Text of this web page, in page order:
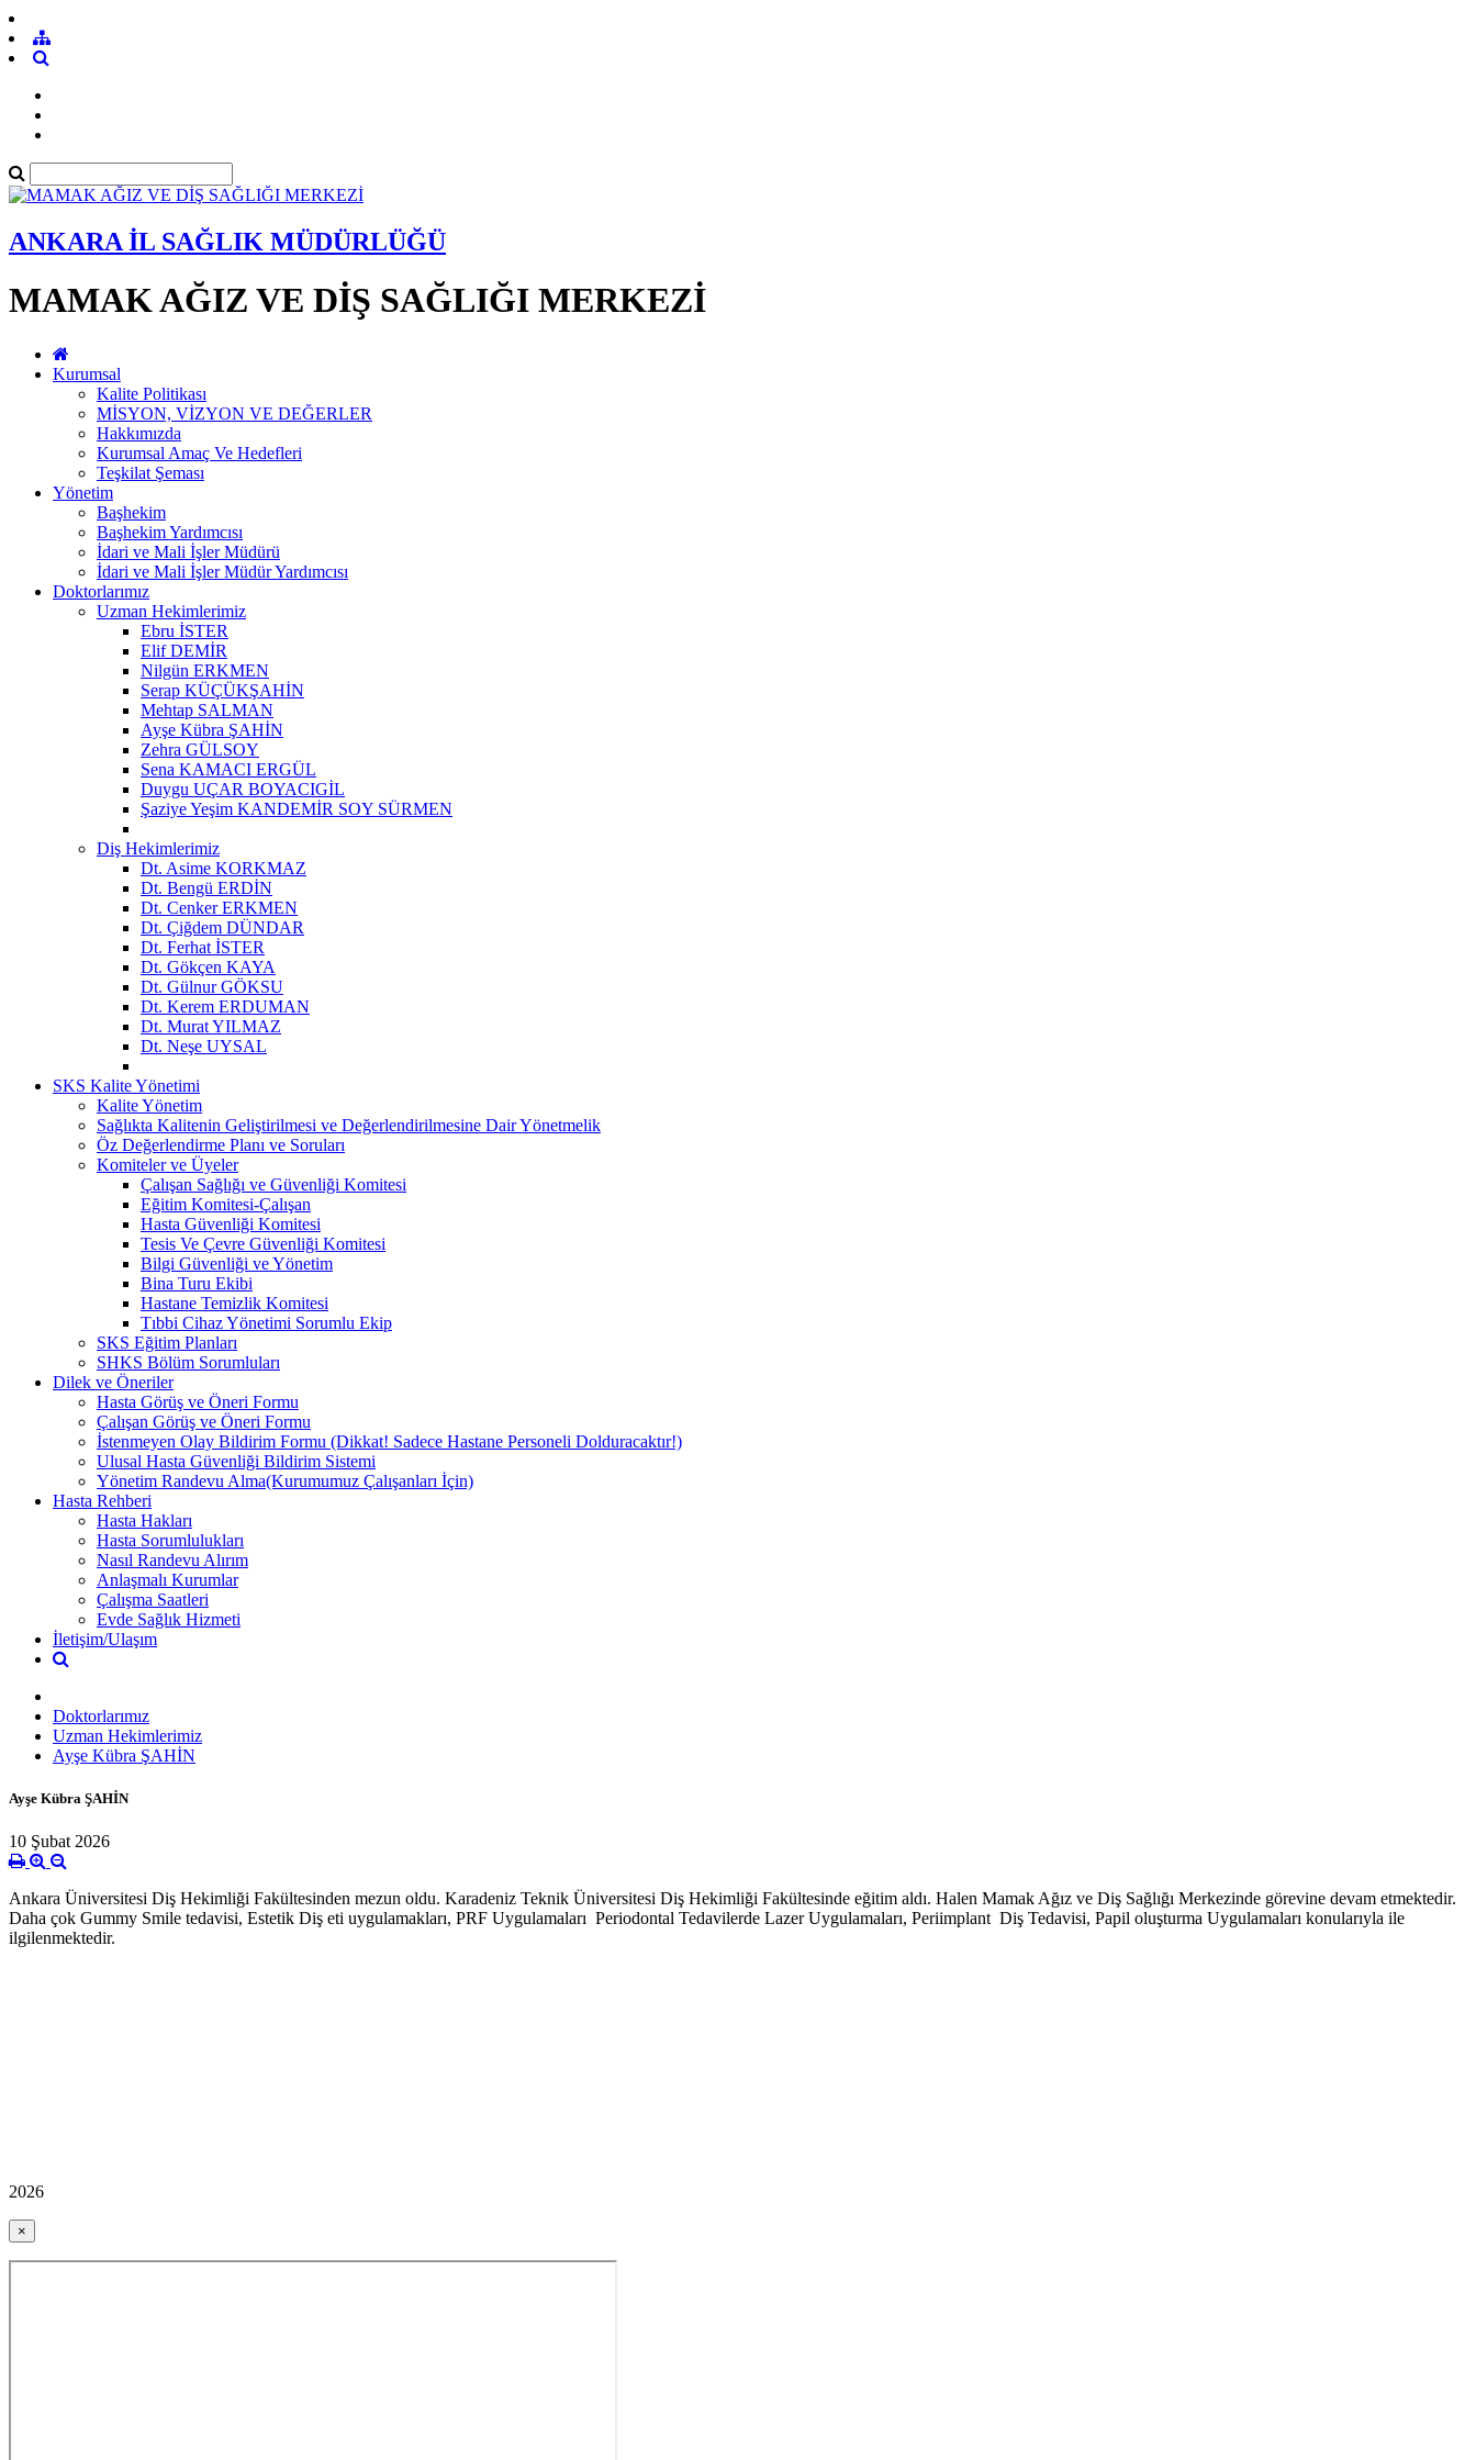
ANKARA İL SAĞLIK MÜDÜRLÜĞÜ
MAMAK AĞIZ VE DİŞ SAĞLIĞI MERKEZİ
Kurumsal
Kalite Politikası
MİSYON, VİZYON VE DEĞERLER
Hakkımızda
Kurumsal Amaç Ve Hedefleri
Teşkilat Şeması
Yönetim
Başhekim
Başhekim Yardımcısı
İdari ve Mali İşler Müdürü
İdari ve Mali İşler Müdür Yardımcısı
Doktorlarımız
Uzman Hekimlerimiz
Ebru İSTER
Elif DEMİR
Nilgün ERKMEN
Serap KÜÇÜKŞAHİN
Mehtap SALMAN
Ayşe Kübra ŞAHİN
Zehra GÜLSOY
Sena KAMACI ERGÜL
Duygu UÇAR BOYACIGİL
Şaziye Yeşim KANDEMİR SOY SÜRMEN
Diş Hekimlerimiz
Dt. Asime KORKMAZ
Dt. Bengü ERDİN
Dt. Cenker ERKMEN
Dt. Çiğdem DÜNDAR
Dt. Ferhat İSTER
Dt. Gökçen KAYA
Dt. Gülnur GÖKSU
Dt. Kerem ERDUMAN
Dt. Murat YILMAZ
Dt. Neşe UYSAL
SKS Kalite Yönetimi
Kalite Yönetim
Sağlıkta Kalitenin Geliştirilmesi ve Değerlendirilmesine Dair Yönetmelik
Öz Değerlendirme Planı ve Soruları
Komiteler ve Üyeler
Çalışan Sağlığı ve Güvenliği Komitesi
Eğitim Komitesi-Çalışan
Hasta Güvenliği Komitesi
Tesis Ve Çevre Güvenliği Komitesi
Bilgi Güvenliği ve Yönetim
Bina Turu Ekibi
Hastane Temizlik Komitesi
Tıbbi Cihaz Yönetimi Sorumlu Ekip
SKS Eğitim Planları
SHKS Bölüm Sorumluları
Dilek ve Öneriler
Hasta Görüş ve Öneri Formu
Çalışan Görüş ve Öneri Formu
İstenmeyen Olay Bildirim Formu (Dikkat! Sadece Hastane Personeli Dolduracaktır!)
Ulusal Hasta Güvenliği Bildirim Sistemi
Yönetim Randevu Alma(Kurumumuz Çalışanları İçin)
Hasta Rehberi
Hasta Hakları
Hasta Sorumlulukları
Nasıl Randevu Alırım
Anlaşmalı Kurumlar
Çalışma Saatleri
Evde Sağlık Hizmeti
İletişim/Ulaşım
Doktorlarımız
Uzman Hekimlerimiz
Ayşe Kübra ŞAHİN
Ayşe Kübra ŞAHİN
10 Şubat 2026
Ankara Üniversitesi Diş Hekimliği Fakültesinden mezun oldu. Karadeniz Teknik Üniversitesi Diş Hekimliği Fakültesinde eğitim aldı. Halen Mamak Ağız ve Diş Sağlığı Merkezinde görevine devam etmektedir.
Daha çok Gummy Smile tedavisi, Estetik Diş eti uygulamakları, PRF Uygulamaları Periodontal Tedavilerde Lazer Uygulamaları, Periimplant Diş Tedavisi, Papil oluşturma Uygulamaları konularıyla ile
ilgilenmektedir.
2026
×